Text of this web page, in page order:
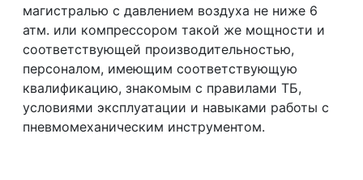
магистралью с давлением воздуха не ниже 6
атм. или компрессором такой же мощности и
соответствующей производительностью,
персоналом, имеющим соответствующую
квалификацию, знакомым с правилами ТБ,
условиями эксплуатации и навыками работы с
пневмомеханическим инструментом.